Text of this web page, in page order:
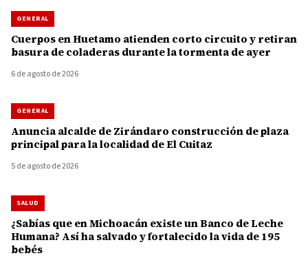
GENERAL
Cuerpos en Huetamo atienden corto circuito y retiran
basura de coladeras durante la tormenta de ayer
6 de agosto de 2026
GENERAL
Anuncia alcalde de Zirándaro construcción de plaza
principal para la localidad de El Cuitaz
5 de agosto de 2026
SALUD
¿Sabías que en Michoacán existe un Banco de Leche
Humana? Así ha salvado y fortalecido la vida de 195
bebés